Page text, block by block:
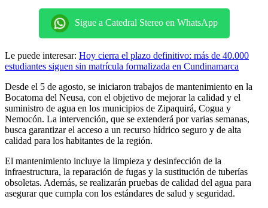
Sigue a Catedral Stereo en WhatsApp
Le puede interesar: Hoy cierra el plazo definitivo: más de 40.000
estudiantes siguen sin matrícula formalizada en Cundinamarca
Desde el 5 de agosto, se iniciaron trabajos de mantenimiento en la
Bocatoma del Neusa, con el objetivo de mejorar la calidad y el
suministro de agua en los municipios de Zipaquirá, Cogua y
Nemocón. La intervención, que se extenderá por varias semanas,
busca garantizar el acceso a un recurso hídrico seguro y de alta
calidad para los habitantes de la región.
El mantenimiento incluye la limpieza y desinfección de la
infraestructura, la reparación de fugas y la sustitución de tuberías
obsoletas. Además, se realizarán pruebas de calidad del agua para
asegurar que cumpla con los estándares de salud y seguridad.